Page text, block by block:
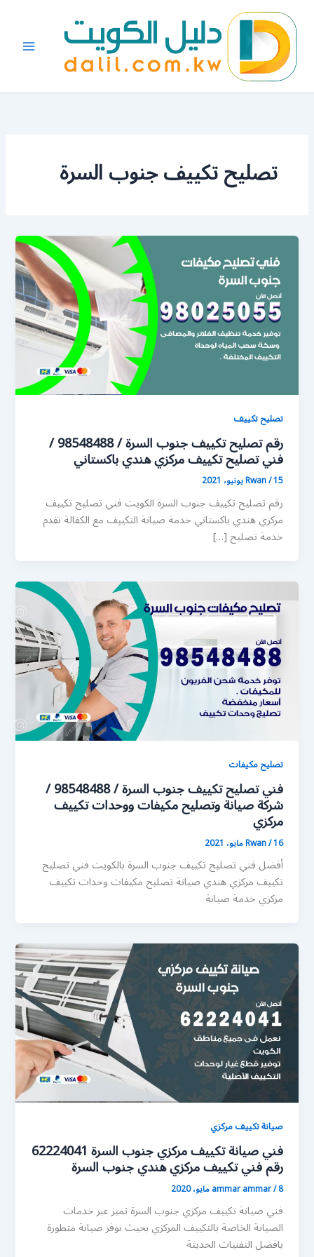
المحتوى
تصليح تكييف جنوب السرة
تصليح تكييف
رقم تصليح تكييف جنوب السرة / 98548488 /
فني تصليح تكييف مركزي هندي باكستاني
Rwan/15 يونيو، 2021
رقم تصليح تكييف جنوب السرة الكويت فني تصليح تكييف
مركزي هندي باكستاني خدمة صيانة التكييف مع الكفالة نقدم
خدمة تصليح […]
تصليح مكيفات
فني تصليح تكييف جنوب السرة / 98548488 /
شركة صيانة وتصليح مكيفات ووحدات تكييف
مركزي
Rwan/16 مايو، 2021
أفضل فني تصليح تكييف جنوب السرة بالكويت فني تصليح
تكييف مركزي هندي صيانة تصليح مكيفات وحدات تكييف
مركزي خدمة صيانة
صيانة تكييف مركزي
فني صيانة تكييف مركزي جنوب السرة 62224041
رقم فني تكييف مركزي هندي جنوب السرة
ammar ammar/8 مايو، 2020
فني صيانة تكييف مركزي جنوب السرة تميز عبر خدمات
الصيانة الخاصة بالتكييف المركزي بحيث نوفر صيانة متطورة
بافضل التقنيات الحديثة